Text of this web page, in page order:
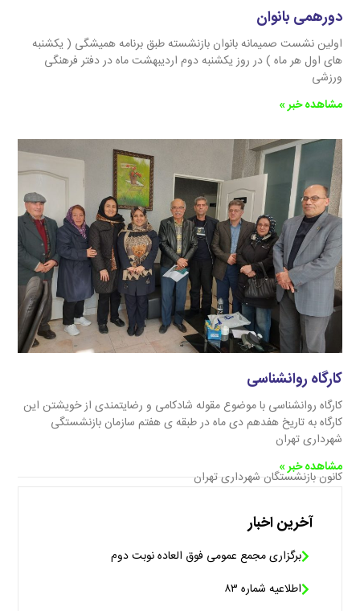
دورهمی بانوان
اولین نشست صمیمانه بانوان بازنشسته طبق برنامه همیشگی ( یکشنبه
های اول هر ماه ) در روز یکشنبه دوم اردیبهشت ماه در دفتر فرهنگی
ورزشی
مشاهده خبر »
کارگاه روانشناسی
کارگاه روانشناسی با موضوع مقوله شادکامی و رضایتمندی از خویشتن این
کارگاه به تاریخ هفدهم دی ماه در طبقه ی هفتم سازمان بازنشستگی
شهرداری تهران
مشاهده خبر »
کانون بازنشستگان شهرداری تهران
آخرین اخبار
برگزاری مجمع عمومی فوق العاده نوبت دوم
اطلاعیه شماره ۸۳